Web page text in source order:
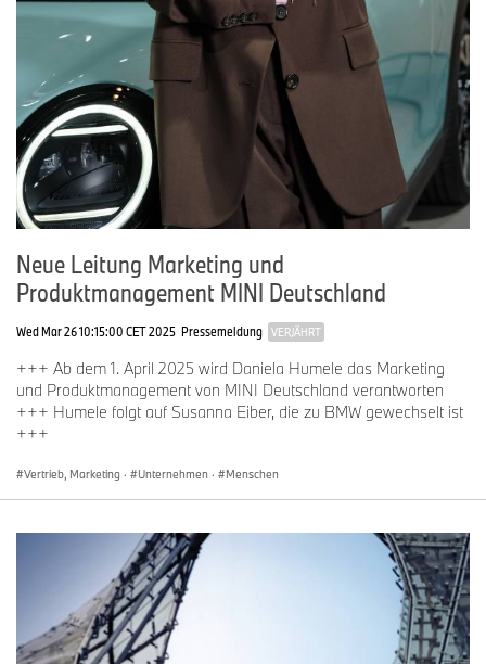
Neue Leitung Marketing und
Produktmanagement MINI Deutschland
Wed Mar 26 10:15:00 CET 2025 Pressemeldung VERJÄHRT
+++ Ab dem 1. April 2025 wird Daniela Humele das Marketing
und Produktmanagement von MINI Deutschland verantworten
+++ Humele folgt auf Susanna Eiber, die zu BMW gewechselt ist
+++
Vertrieb, Marketing · Unternehmen · Menschen